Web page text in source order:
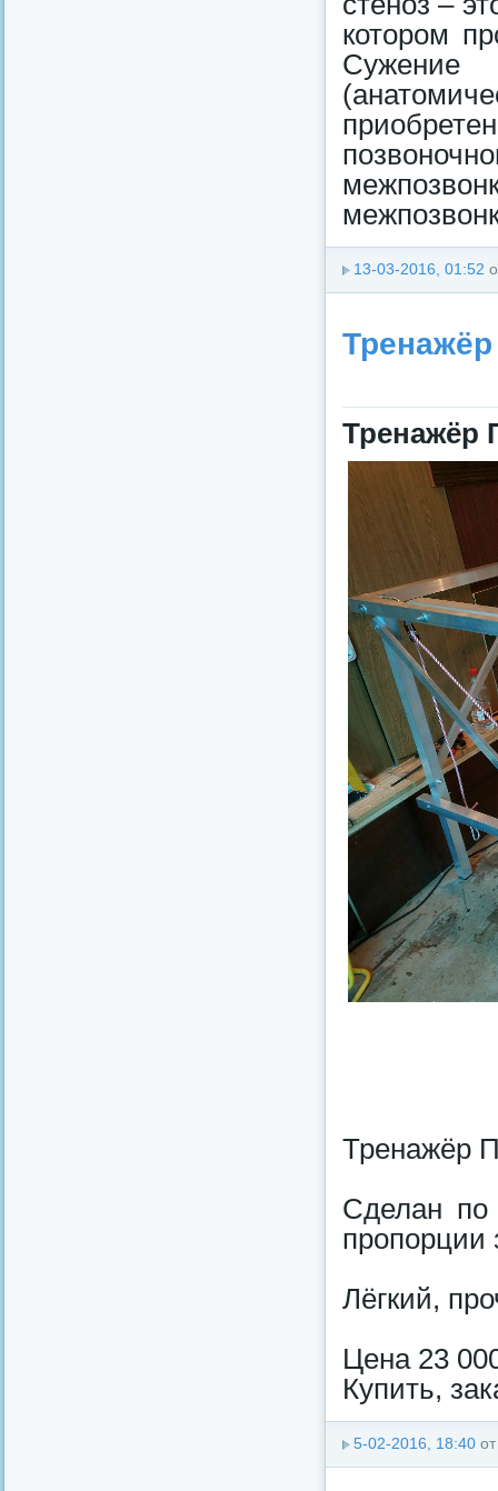
котором
13-03-2016, 01:52
Тренажёр
Тренажёр
Сделан по
пропорции
Лёгкий,
Цена 23
Купить,
5-02-2016, 18:40